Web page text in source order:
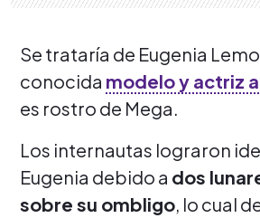
Se trataría de Eugenia
conocida modelo y actriz
es rostro de Mega.
Los internautas lograron
Eugenia debido a dos
sobre su ombligo, lo cual